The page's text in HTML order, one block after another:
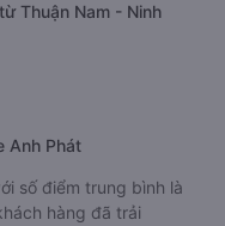
Thuận Nam - Ninh
Anh Phát
số điểm trung bình là
hàng đã trải